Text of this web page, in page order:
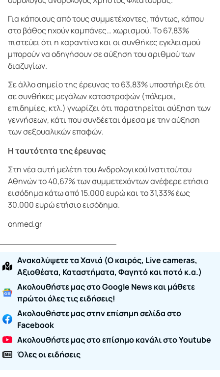
Για κάποιους από τους συμμετέχοντες, πάντως, κάπου
στο βάθος ηχούν καμπάνες… χωρισμού. Το 67,83%
πιστεύει ότι η καραντίνα και οι συνθήκες εγκλεισμού
μπορούν να οδηγήσουν σε αύξηση του αριθμού των
διαζυγίων.
Σε άλλο σημείο της έρευνας το 63,83% υποστήριξε ότι
σε συνθήκες μεγάλων καταστροφών (πόλεμοι,
επιδημίες, κτλ.) γνωρίζει ότι παρατηρείται αύξηση των
γεννήσεων, κάτι που συνδέεται άμεσα με την αύξηση
των σεξουαλικών επαφών.
Η ταυτότητα της έρευνας
Στη νέα αυτή μελέτη του Ανδρολογικού Ινστιτούτου
Αθηνών το 40,67% των συμμετεχόντων ανέφερε ετήσιο
εισόδημα κάτω από 15.000 ευρώ και το 31,33% έως
30.000 ευρώ ετήσιο εισόδημα.
onmed.gr
Ανακαλύψετε τα Χανιά (O καιρός, Live cameras,
Αξιοθέατα, Καταστήματα, Φαγητό και ποτό κ.α.)
Ακολουθήστε μας στο Google News και μάθετε
πρώτοι όλες τις ειδήσεις!
Ακολουθήστε μας στην επίσημη σελίδα στο
Facebook
Ακολουθήστε μας στο επίσημο κανάλι στο Youtube
Όλες οι ειδήσεις